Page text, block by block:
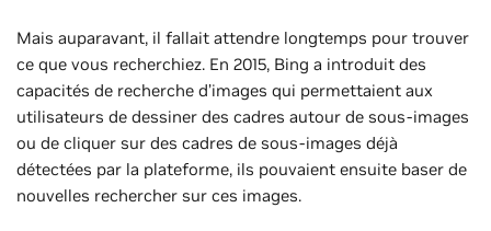
Mais auparavant, il fallait attendre longtemps pour trouver
ce que vous recherchiez. En 2015, Bing a introduit des
capacités de recherche d’images qui permettaient aux
utilisateurs de dessiner des cadres autour de sous-images
ou de cliquer sur des cadres de sous-images déjà
détectées par la plateforme, ils pouvaient ensuite baser de
nouvelles rechercher sur ces images.